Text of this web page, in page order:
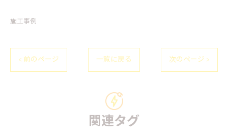
施工事例
< 前のページ 一覧に戻る 次のページ >
関連タグ